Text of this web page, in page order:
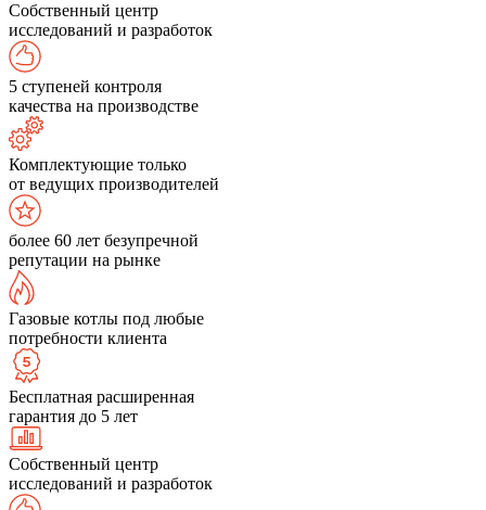
Собственный центр
исследований и разработок
5 ступеней контроля
качества на производстве
Комплектующие только
от ведущих производителей
более 60 лет безупречной
репутации на рынке
Газовые котлы под любые
потребности клиента
Бесплатная расширенная
гарантия до 5 лет
Собственный центр
исследований и разработок